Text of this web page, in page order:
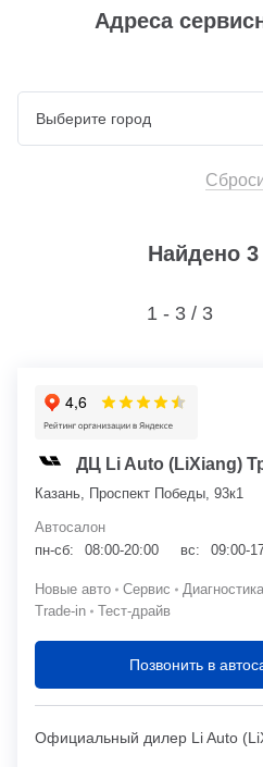
Адреса
Найдено 3
1 - 3 / 3
ДЦ Li Auto (LiXiang)
Казань, Проспект Победы, 93к1
Автосалон
пн-сб:
08:00-20:00 вс: 09:00-
Новые авто Сервис Диагностика
Trade-in
Тест-драйв
Позвонить в
Официальный дилер Li Auto